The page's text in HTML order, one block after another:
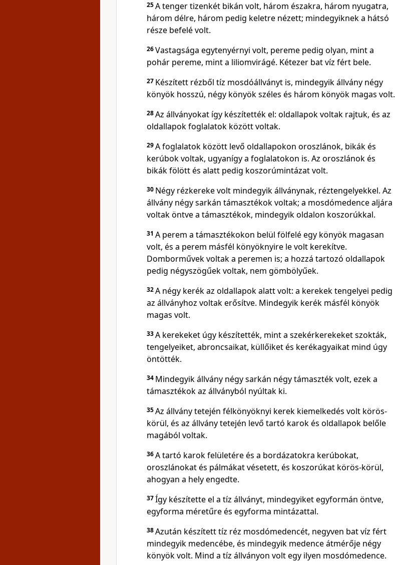
25A tenger tizenkét bikán volt, három északra, három nyugatra,
három délre, három pedig keletre nézett; mindegyiknek a hátsó
része befelé volt.
26Vastagsága egytenyérnyi volt, pereme pedig olyan, mint a
pohár pereme, mint a liliomvirágé. Kétezer bat víz fért bele.
27 Készített rézből tíz mosdóállványt is, mindegyik állvány négy
könyök hosszú, négy könyök széles és három könyök magas volt.
28Az állványokat így készítették el: oldallapok voltak rajtuk, és az
oldallapok foglalatok között voltak.
29A foglalatok között levő oldallapokon oroszlánok, bikák és
kerúbok voltak, ugyanígy a foglalatokon is. Az oroszlánok és
bikák fölött és alatt pedig koszorúmintázat volt.
30 Négy rézkereke volt mindegyik állványnak, réztengelyekkel. Az
állvány négy sarkán támasztékok voltak; a mosdómedence aljára
voltak öntve a támasztékok, mindegyik oldalon koszorúkkal.
31 A perem a támasztékokon belül fölfelé egy könyök magasan
volt, és a perem másfél könyöknyire le volt kerekítve.
Domborművek voltak a peremen is; a hozzá tartozó oldallapok
pedig négyszögűek voltak, nem gömbölyűek.
32A négy kerék az oldallapok alatt volt: a kerekek tengelyei pedig
az állványhoz voltak erősítve. Mindegyik kerék másfél könyök
magas volt.
33A kerekeket úgy készítették, mint a szekérkerekeket szokták,
tengelyeiket, abroncsaikat, küllőiket és kerékagyaikat mind úgy
öntötték.
34 Mindegyik állvány négy sarkán négy támaszték volt, ezek a
támasztékok az állványból nyúltak ki.
35Az állvány tetején félkönyöknyi kerek kiemelkedés volt körös-
körül, és az állvány tetején levő tartó karok és oldallapok belőle
magából voltak.
36A tartó karok felületére és a bordázatokra kerúbokat,
oroszlánokat és pálmákat vésetett, és koszorúkat körös-körül,
ahogyan a hely engedte.
37Így készítette el a tíz állványt, mindegyiket egyformán öntve,
egyforma méretűre és egyforma mintázattal.
38Azután készített tíz réz mosdómedencét, negyven bat víz fért
mindegyik medencébe, és mindegyik medence átmérője négy
könyök volt. Mind a tíz állványon volt egy ilyen mosdómedence.